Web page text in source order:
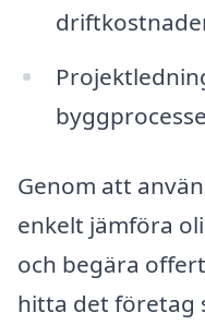
Genom att
enkelt jämföra
och begära
hitta det företag